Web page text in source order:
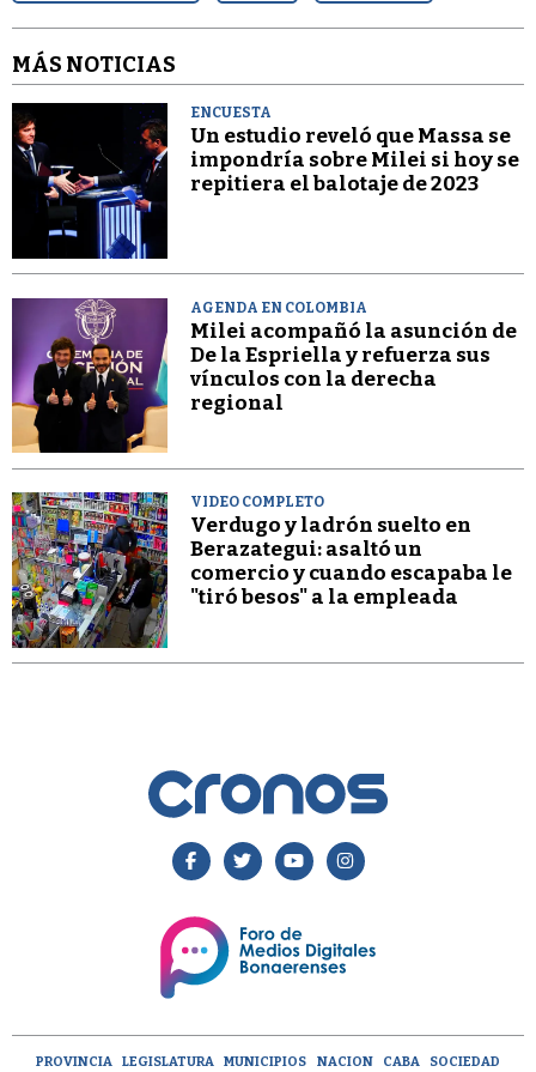
MÁS NOTICIAS
ENCUESTA
Un estudio reveló que Massa se
impondría sobre Milei si hoy se
repitiera el balotaje de 2023
AGENDA EN COLOMBIA
Milei acompañó la asunción de
De la Espriella y refuerza sus
vínculos con la derecha
regional
VIDEO COMPLETO
Verdugo y ladrón suelto en
Berazategui: asaltó un
comercio y cuando escapaba le
"tiró besos" a la empleada
PROVINCIA LEGISLATURA MUNICIPIOS NACION CABA SOCIEDAD